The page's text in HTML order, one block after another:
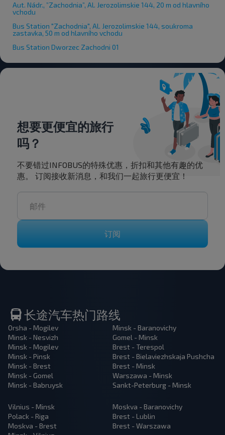
Aut. Nádr., ”Zachodnia”, Al. Jerozolimskie 144, 20 m od hlavního
vchodu
Bus Station "Zachodnia", Al. Jerozolimskie 144, soukroma
zastavka, 50 m od hlavního vchodu
Bus Station Dworzec Zachodni 01
想要更便宜的旅行
吗？
不要错过INFOBUS的特殊优惠，折扣和其他有趣的优
惠。 订阅接收新消息，和我们一起旅行更便宜！
订阅
长途汽车热门路线
Orsha - Mogilev
Minsk - Nesvizh
Minsk - Mogilev
Minsk - Pinsk
Minsk - Brest
Minsk - Gomel
Minsk - Babruysk
Minsk - Baranovichy
Gomel - Minsk
Brest - Terespol
Brest - Bielaviezhskaja Pushcha
Brest - Minsk
Warszawa - Minsk
Sankt-Peterburg - Minsk
Vilnius - Minsk
Polack - Riga
Moskva - Brest
Moskva - Baranovichy
Brest - Lublin
Brest - Warszawa